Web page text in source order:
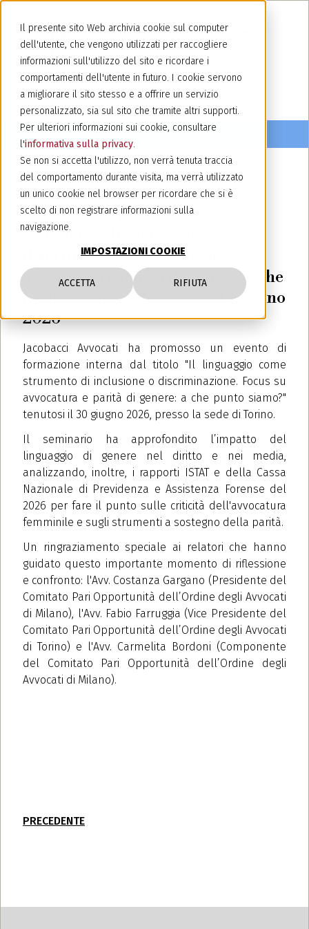
Il presente sito Web archivia cookie sul computer
dell'utente, che vengono utilizzati per raccogliere
informazioni sull'utilizzo del sito e ricordare i
comportamenti dell'utente in futuro. I cookie servono
a migliorare il sito stesso e a offrire un servizio
personalizzato, sia sul sito che tramite altri supporti.
Per ulteriori informazioni sui cookie, consultare
l'informativa sulla privacy.
Se non si accetta l'utilizzo, non verrà tenuta traccia
del comportamento durante visita, ma verrà utilizzato
un unico cookie nel browser per ricordare che si è
scelto di non registrare informazioni sulla
navigazione.
IMPOSTAZIONI COOKIE
ACCETTA RIFIUTA
Seminario: “Il linguaggio come
strumento di inclusione o
discriminazione. Focus su
avvocatura e parità di genere: a che
punto siamo?” – Torino, 30 giugno
2026
Jacobacci Avvocati ha promosso un evento di
formazione interna dal titolo "Il linguaggio come
strumento di inclusione o discriminazione. Focus su
avvocatura e parità di genere: a che punto siamo?"
tenutosi il 30 giugno 2026, presso la sede di Torino.
Il seminario ha approfondito l’impatto del
linguaggio di genere nel diritto e nei media,
analizzando, inoltre, i rapporti ISTAT e della Cassa
Nazionale di Previdenza e Assistenza Forense del
2026 per fare il punto sulle criticità dell'avvocatura
femminile e sugli strumenti a sostegno della parità.
Un ringraziamento speciale ai relatori che hanno
guidato questo importante momento di riflessione
e confronto: l'Avv. Costanza Gargano (Presidente del
Comitato Pari Opportunità dell’Ordine degli Avvocati
di Milano), l'Avv. Fabio Farruggia (Vice Presidente del
Comitato Pari Opportunità dell’Ordine degli Avvocati
di Torino) e l'Avv. Carmelita Bordoni (Componente
del Comitato Pari Opportunità dell’Ordine degli
Avvocati di Milano).
PRECEDENTE